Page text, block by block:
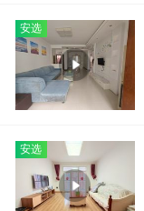
安选
安选